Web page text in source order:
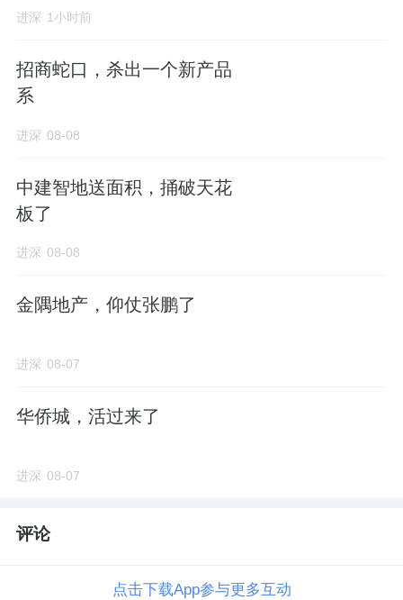
进深 1小时前
招商蛇口，杀出一个新产品
系
进深 08-08
中建智地送面积，捅破天花
板了
进深 08-08
金隅地产，仰仗张鹏了
进深 08-07
华侨城，活过来了
进深 08-07
评论
点击下载App参与更多互动